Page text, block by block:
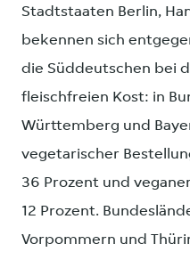
Stadtstaaten Berlin,
bekennen sich
die Süddeutschen bei
fleischfreien Kost: in
Württemberg und
vegetarischer
36 Prozent und
12 Prozent.
Vorpommern und